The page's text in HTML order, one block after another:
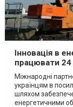
Інновація в
працювати 24
Міжнародні
українцям в
шляхом
енергетичними